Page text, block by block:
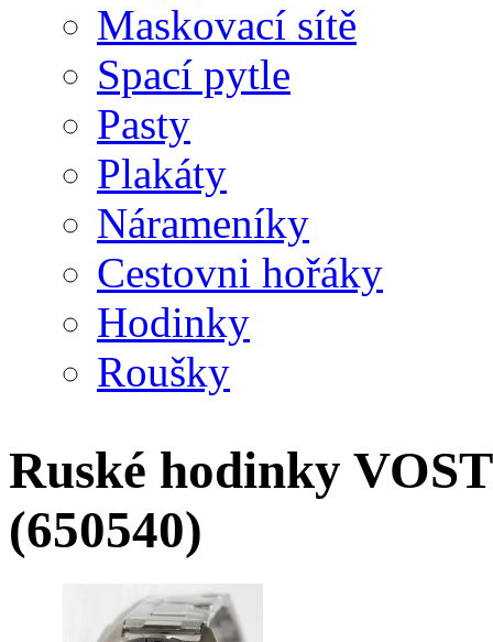
Maskovací sítě
Spací pytle
Pasty
Plakáty
Nárameníky
Cestovni hořáky
Hodinky
Roušky
Ruské hodinky
(650540)